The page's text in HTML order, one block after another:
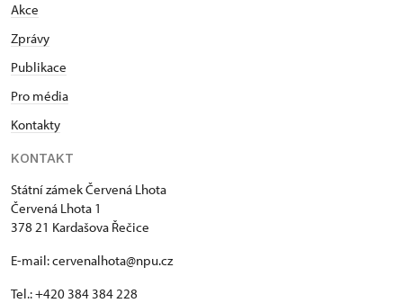
Akce
Zprávy
Publikace
Pro média
Kontakty
KONTAKT
Státní zámek Červená Lhota
Červená Lhota 1
378 21 Kardašova Řečice
E-mail: cervenalhota@npu.cz
Tel.: +420 384 384 228